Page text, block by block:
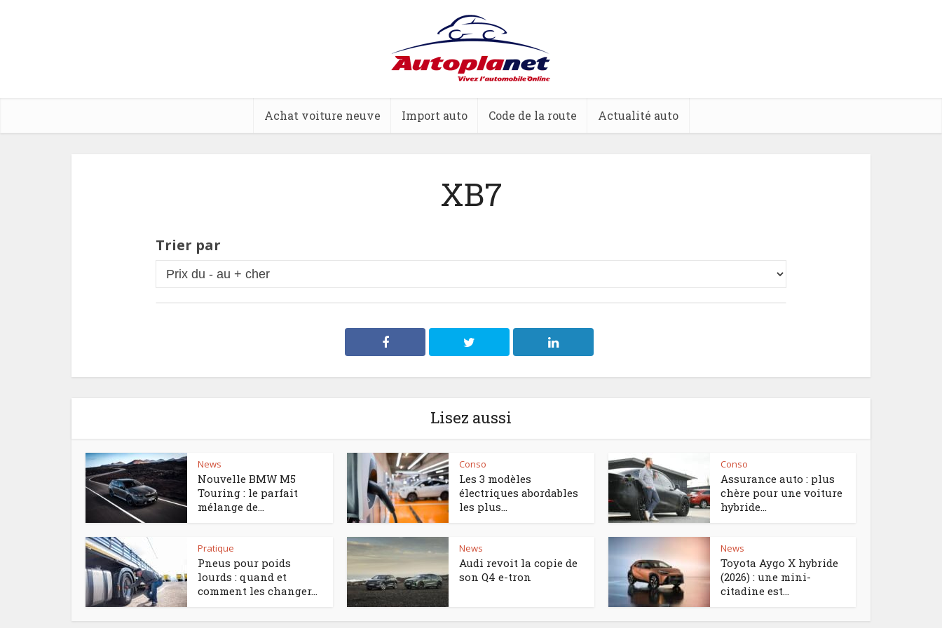
Achat voiture neuve Import auto Code de la route Actualité auto
XB7
Trier par
Lisez aussi
News
Nouvelle BMW M5
Touring : le parfait
mélange de...
Conso
Les 3 modèles
électriques abordables
les plus...
Conso
Assurance auto : plus
chère pour une voiture
hybride...
Pratique
Pneus pour poids
lourds : quand et
comment les changer...
News
Audi revoit la copie de
son Q4 e-tron
News
Toyota Aygo X hybride
(2026) : une mini-
citadine est...